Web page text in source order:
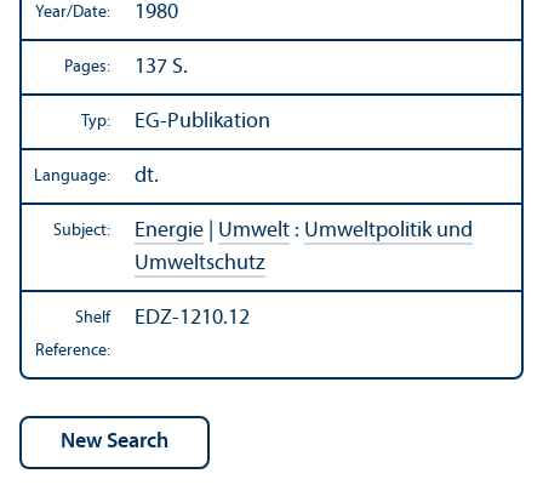
Year/Date: 1980
Pages: 137 S.
Typ: EG-Publikation
Language: dt.
Subject: Energie Umwelt : Umweltpolitik und
Umweltschutz
Shelf
Reference:
EDZ-1210.12